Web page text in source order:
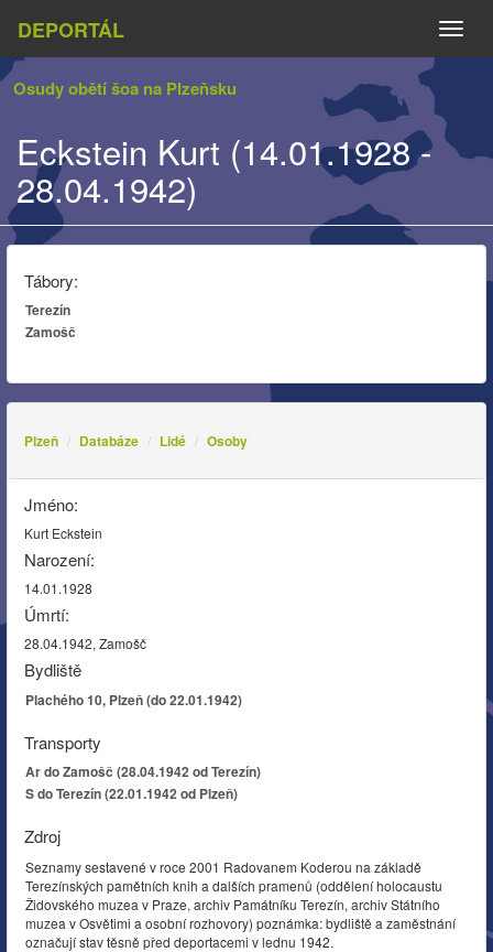
DEPORTÁL
Osudy obětí šoa na Plzeňsku
Eckstein Kurt (14.01.1928 -
28.04.1942)
Tábory:
Terezín
Zamošč
Plzeň Databáze Lidé Osoby
Jméno:
Kurt Eckstein
Narození:
14.01.1928
Úmrtí:
28.04.1942, Zamošč
Bydliště
Plachého 10, Plzeň (do 22.01.1942)
Transporty
Ar do Zamošč (28.04.1942 od Terezín)
S do Terezín (22.01.1942 od Plzeň)
Zdroj
Seznamy sestavené v roce 2001 Radovanem Koderou na základě
Terezínských pamětních knih a dalších pramenů (oddělení holocaustu
Židovského muzea v Praze, archiv Památníku Terezín, archiv Státního
muzea v Osvětimi a osobní rozhovory) poznámka: bydliště a zaměstnání
označují stav těsně před deportacemi v lednu 1942.